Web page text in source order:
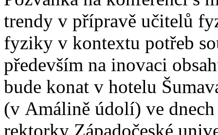
trendy v přípravě učitelů
fyziky v kontextu potřeb
především na inovaci
bude konat v hotelu
(v Amálině údolí) ve
rektorky Západočeské